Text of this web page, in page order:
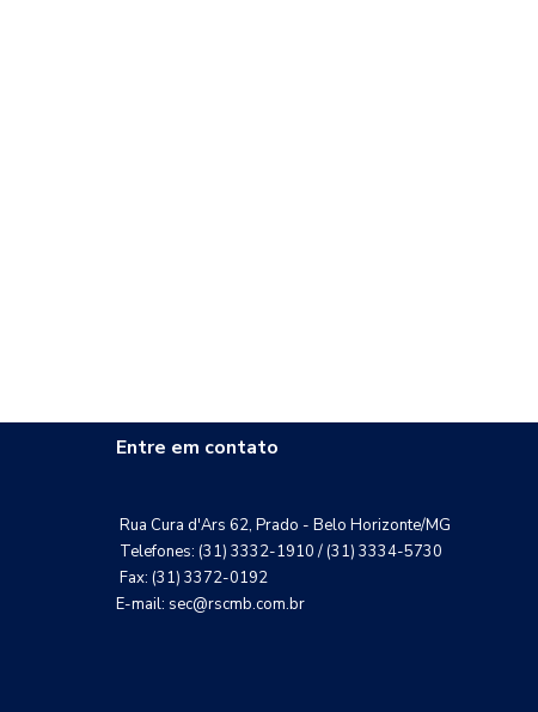
Entre em contato
Rua Cura d'Ars 62, Prado - Belo Horizonte/MG
Telefones: (31) 3332-1910 / (31) 3334-5730
Fax: (31) 3372-0192
E-mail: sec@rscmb.com.br